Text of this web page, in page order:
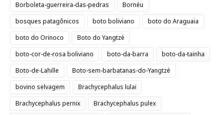
Borboleta-guerreira-das-pedras
Bornéu
bosques patagônicos
boto boliviano
boto do Araguaia
boto do Orinoco
Boto do Yangtzé
boto-cor-de-rosa boliviano
boto-da-barra
boto-da-tainha
Boto-de-Lahille
Boto-sem-barbatanas-do-Yangtzé
bovino selvagem
Brachycephalus lulai
Brachycephalus pernix
Brachycephalus pulex